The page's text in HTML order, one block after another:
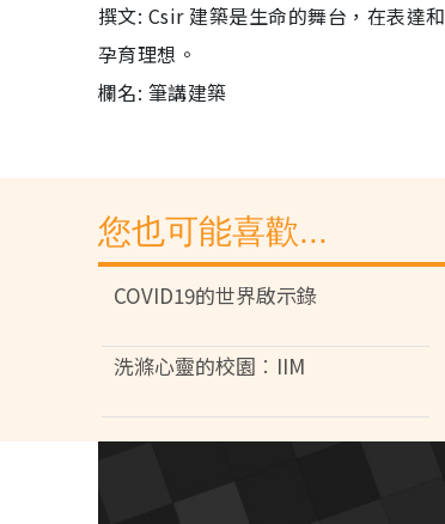
撰文: Csir 建築是生命的舞台，在表達
孕育理想。
欄名: 筆講建築
您也可能喜歡...
COVID19的世界啟示錄
洗滌心靈的校園︰IIM